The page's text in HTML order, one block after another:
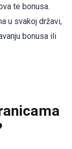
te bonusa.
u svakoj državi,
bonusa ili